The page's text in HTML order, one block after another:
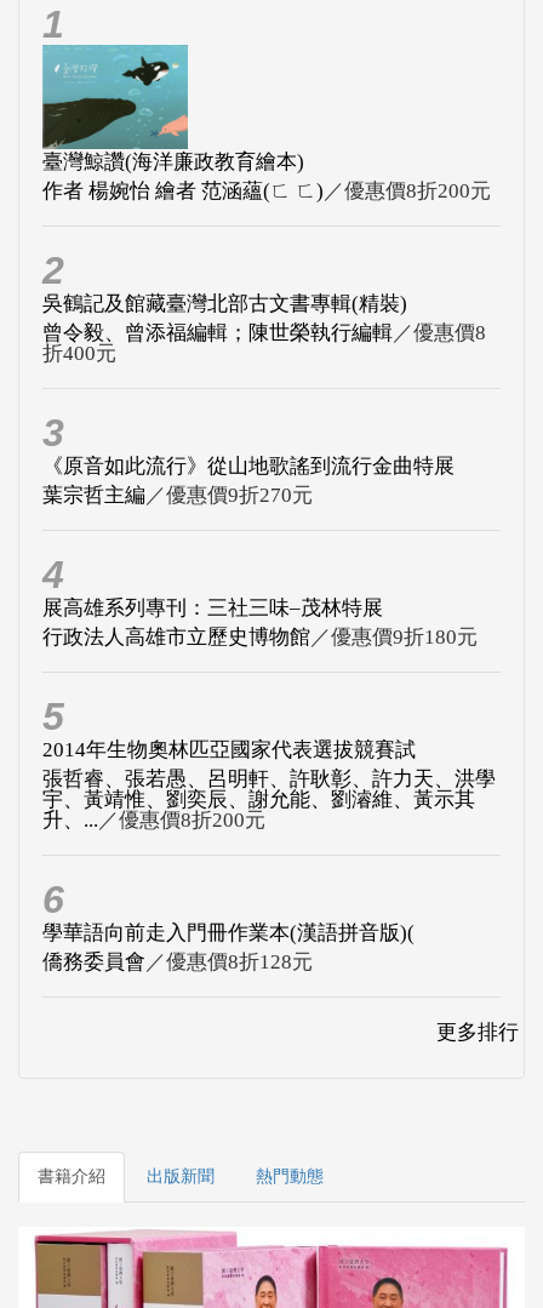
1
臺灣鯨讚(海洋廉政教育繪本)
作者 楊婉怡 繪者 范涵蘊(ㄈ ㄈ) ／優惠價8折200元
2
吳鶴記及館藏臺灣北部古文書專輯(精裝)
曾令毅、曾添福編輯；陳世榮執行編輯／優惠價8
折400元
3
《原音如此流行》從山地歌謠到流行金曲特展
葉宗哲主編 ／優惠價9折270元
4
展高雄系列專刊：三社三味–茂林特展
行政法人高雄市立歷史博物館／優惠價9折180元
5
2014年生物奧林匹亞國家代表選拔競賽試
張哲睿、張若愚、呂明軒、許耿彰、許力天、洪學
宇、黃靖惟、劉奕辰、謝允能、劉濬維、黃示其
升、... ／優惠價8折200元
6
學華語向前走入門冊作業本(漢語拼音版)(
僑務委員會 ／優惠價8折128元
更多排行
書籍介紹 出版新聞 熱門動態